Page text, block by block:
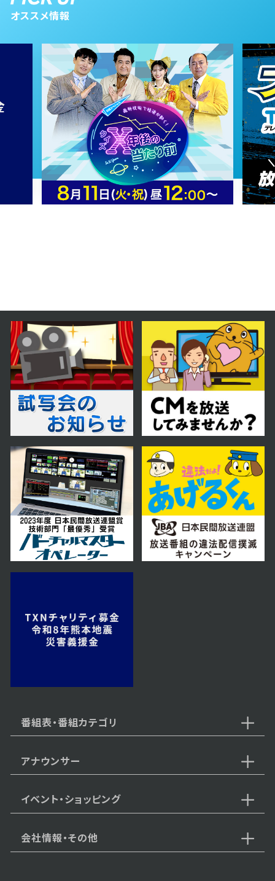
2026年01月10日 放送
1月10日【とっても癒されるナニコ
レ！？なアイテムを紹介！】
2025年12月20日 放送
12月20日【中継：メガネサロンル
ック】
2025年12月06日 放送
12月6日【中継：ていね温泉ほのか
注目の岩盤浴！】
2025年11月29日 放送
11月29日【中継：COFFEE CITY
FESTIVAL（コーヒーシティフェス
ティバル）】
2025年11月22日 放送
11月22日【中継：にぎわい市場さ
っぽろ】
放題がお得に楽しめる♪
11月8日【北海道が誇る大食い女
【中継：二条市場界隈のグルメが熱
オススメ情報
番組表・番組カテゴリ
アナウンサー
イベント・ショッピング
会社情報・その他